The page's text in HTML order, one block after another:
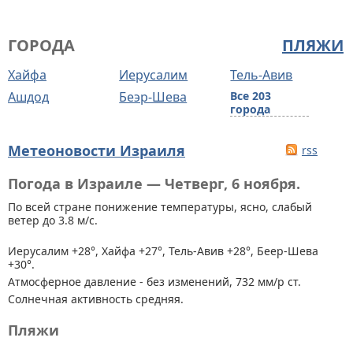
ПЛЯЖИ
ГОРОДА
Хайфа Иерусалим
Тель-Авив
Ашдод
Беэр-Шева
Все 203
города
Метеоновости Израиля rss
Погода в Израиле — Четверг, 6 ноября.
По всей стране понижение температуры, ясно, слабый
ветер до 3.8 м/с.
Иерусалим +28°, Хайфа +27°, Тель-Авив +28°, Беер-Шева
+30°.
Атмосферное давление - без изменений, 732 мм/р ст.
Солнечная активность средняя.
Пляжи